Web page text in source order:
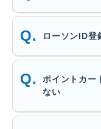
ローソンID登
ポイントカ
ない